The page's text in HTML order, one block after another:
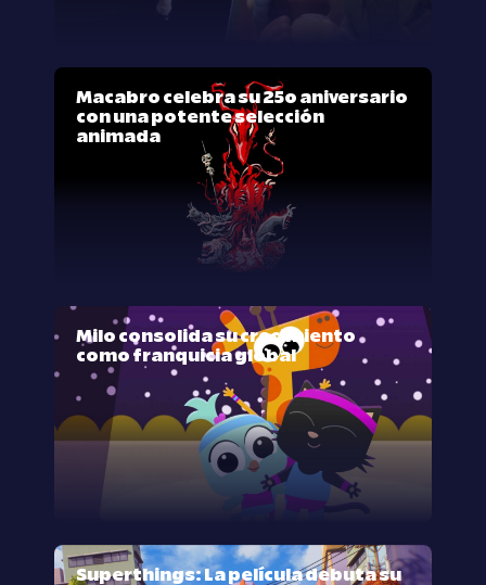
Macabro celebra su 25º aniversario
con una potente selección
animada
Milo consolida su crecimiento
como franquicia global
Superthings: La película debuta su